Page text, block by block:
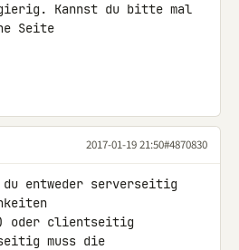
Kannst du bitte mal
Seite
2017-01-19 21:50#4870830
entweder serverseitig
oder clientseitig
muss die